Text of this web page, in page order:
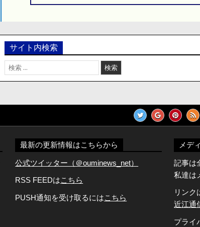
ョ
ン
サイト内検索
検
索:
最新の更新情報はこちらから
公式ツイッター（＠ouminews_net）
RSS FEEDはこちら
PUSH通知を受け取るにはこちら
メデ
記事は
私達は
リンク
近江通
プライ